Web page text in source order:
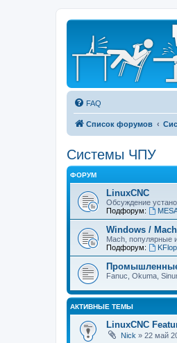
FAQ
Список форумов
Системы ЧПУ
ФОРУМ
LinuxCNC
Обсуждение
Подфорум:
Windows / Mach
Mach, популярные
Подфорум:
KFlop
Fanuc, Okuma,
АКТИВНЫЕ ТЕМЫ
LinuxCNC
Nick » 22 май